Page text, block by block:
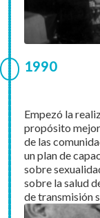
1990
Empezó la
propósito
de las
un plan de
sobre
sobre la salud
de transmisión